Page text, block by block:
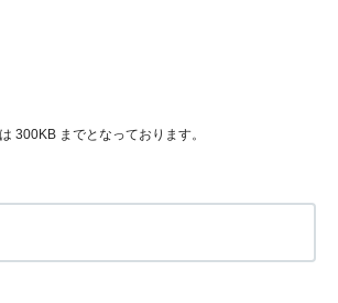
300KB までとなっております。